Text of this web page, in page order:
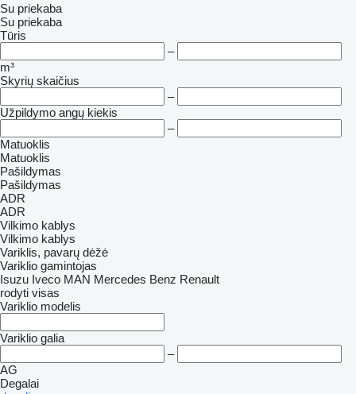
Su priekaba
Su priekaba
Tūris
–
m³
Skyrių skaičius
–
Užpildymo angų kiekis
–
Matuoklis
Matuoklis
Pašildymas
Pašildymas
ADR
ADR
Vilkimo kablys
Vilkimo kablys
Variklis, pavarų dėžė
Variklio gamintojas
Isuzu Iveco MAN Mercedes Benz Renault
rodyti visas
Variklio modelis
Variklio galia
–
AG
Degalai